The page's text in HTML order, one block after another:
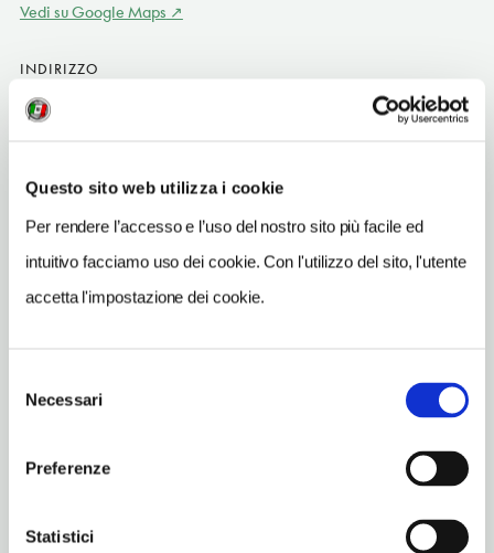
Questo sito web utilizza i cookie
Per rendere l’accesso e l’uso del nostro sito più facile ed
intuitivo facciamo uso dei cookie. Con l'utilizzo del sito, l'utente
accetta l'impostazione dei cookie.
delNecessari
Preferenze
Statistici
Vedi su Google Maps
INDIRIZZO
via Campo di Sasso - 57020
Bibbona (LI)
SITO WEB
www.tenutagardini.it
INDIRIZZO EMAIL
tenutagardini@gmail.com
NUMERO CAMERE
novembre chiuso, dicembre chiuso